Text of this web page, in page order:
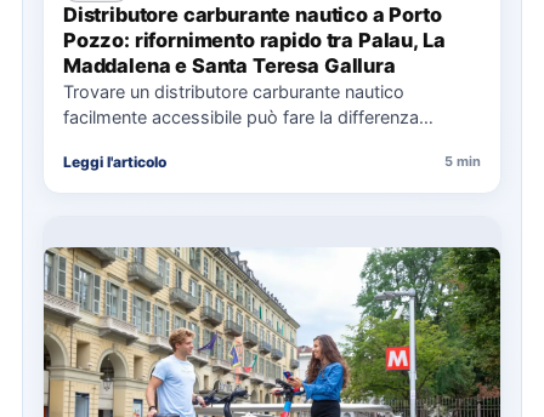
Distributore carburante nautico a Porto
Pozzo: rifornimento rapido tra Palau, La
Maddalena e Santa Teresa Gallura
Trovare un distributore carburante nautico
facilmente accessibile può fare la differenza
soprattutto…
Leggi l'articolo 5 min